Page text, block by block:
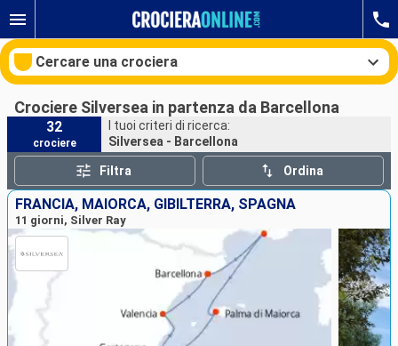
Cercare una crociera
Le nostre destinazioni
Mesi di partenza
Porti Compagnie
Ricerca
Crociere Silversea in partenza da Barcellona
32
crociere
I tuoi criteri di ricerca:
Silversea - Barcellona
Filtra Ordina
FRANCIA, MAIORCA, GIBILTERRA, SPAGNA
11 giorni, Silver Ray